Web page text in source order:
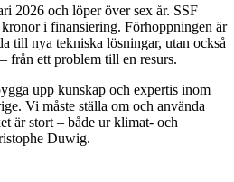
2026 och löper över sex år. SSF
i finansiering. Förhoppningen är
till nya tekniska lösningar, utan också
från ett problem till en resurs.
upp kunskap och expertis inom
Vi måste ställa om och använda
är stort – både ur klimat- och
Duwig.